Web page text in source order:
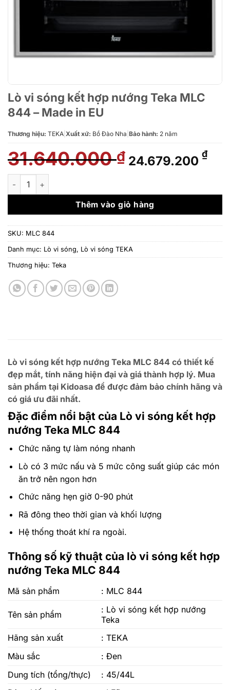
Lò vi sóng kết hợp nướng Teka MLC
844 – Made in EU
Thương hiệu: TEKA Xuất xứ: Bồ Đào Nha Bảo hành: 2 năm
31.640.000₫ Giá
gốc
31.640.000 ₫.
24.679.200 ₫Giá
là:
Lò vi sóng kết hợp nướng Teka MLC 844 - Made in EU số lượng
Thêm vào giỏ hàng
SKU: MLC 844
Danh mục: Lò vi sóng, Lò vi sóng TEKA
Thương hiệu: Teka
Lò vi sóng kết hợp nướng Teka MLC 844 có thiết kế
đẹp mắt, tính năng hiện đại và giá thành hợp lý. Mua
sản phẩm tại Kidoasa để được đảm bảo chính hãng và
có giá ưu đãi nhất.
Đặc điểm nổi bật của Lò vi sóng kết hợp
nướng Teka MLC 844
Chức năng tự làm nóng nhanh
Lò có 3 mức nấu và 5 mức công suất giúp các món
ăn trở nên ngon hơn
Chức năng hẹn giờ 0-90 phút
Rã đông theo thời gian và khối lượng
Hệ thống thoát khí ra ngoài.
Thông số kỹ thuật của lò vi sóng kết hợp
nướng Teka MLC 844
Mã sản phẩm : MLC 844
Tên sản phẩm
: Lò vi sóng kết hợp nướng
Teka
Hãng sản xuất
: TEKA
Màu sắc
: Đen
Dung tích (tổng/thực)
: 45/44L